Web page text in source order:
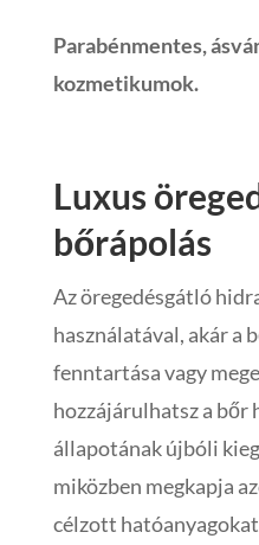
Parabénmentes,
kozmetikumok.
Luxus
bőrápolás
Az öregedésgátló
használatával, akár a
fenntartása vagy
hozzájárulhatsz a bőr
állapotának újbóli
miközben megkapja
célzott